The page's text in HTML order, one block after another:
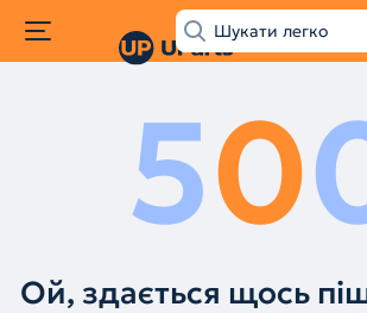
50
Ой, здається щось